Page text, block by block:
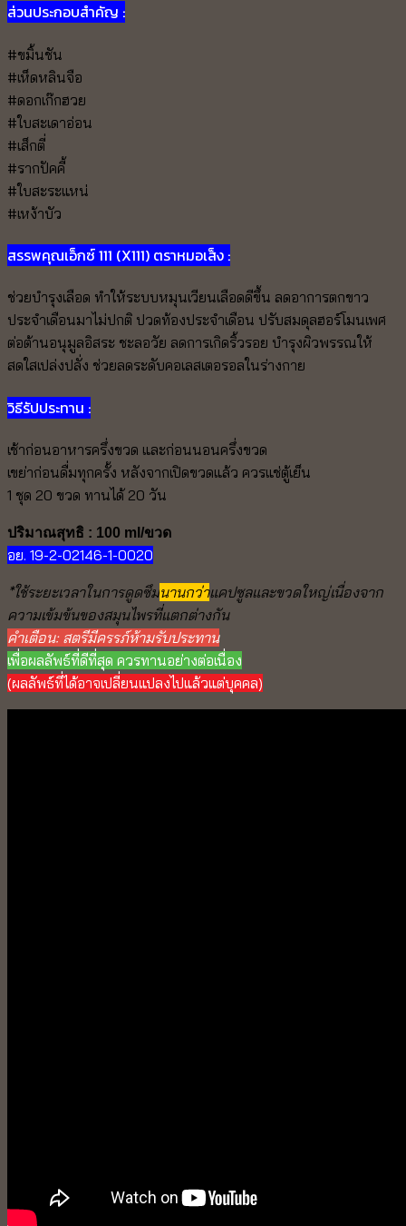
ส่วนประกอบสำคัญ :
#ขมิ้นชัน
#เห็ดหลินจือ
#ดอกเก๊กฮวย
#ใบสะเดาอ่อน
#เส็กตี่
#รากปัคคี้
#ใบสะระแหน่
#เหง้าบัว
สรรพคุณเอ็กซ์ 111 (X111) ตราหมอเส็ง :
ช่วยบำรุงเลือด ทำให้ระบบหมุนเวียนเลือดดีขึ้น ลดอาการตกขาว
ประจำเดือนมาไม่ปกติ ปวดท้องประจำเดือน ปรับสมดุลฮอร์โมนเพศ
ต่อต้านอนุมูลอิสระ ชะลอวัย ลดการเกิดริ้วรอย บำรุงผิวพรรณให้
สดใสเปล่งปลั่ง ช่วยลดระดับคอเลสเตอรอลในร่างกาย
วิธีรัปประทาน :
เช้าก่อนอาหารครึ่งขวด และก่อนนอนครึ่งขวด
เขย่าก่อนดื่มทุกครั้ง หลังจากเปิดขวดแล้ว ควรแช่ตู้เย็น
1 ชุด 20 ขวด ทานได้ 20 วัน
ปริมาณสุทธิ : 100 ml/ขวด
อย. 19-2-02146-1-0020
*ใช้ระยะเวลาในการดูดซึมนานกว่าแคปซูลและขวดใหญ่เนื่องจาก
ความเข้มข้นของสมุนไพรที่แตกต่างกัน
คำเตือน: สตรีมีครรภ์ห้ามรับประทาน
เพื่อผลลัพธ์ที่ดีที่สุด ควรทานอย่างต่อเนื่อง
(ผลลัพธ์ที่ได้อาจเปลี่ยนแปลงไปแล้วแต่บุคคล)